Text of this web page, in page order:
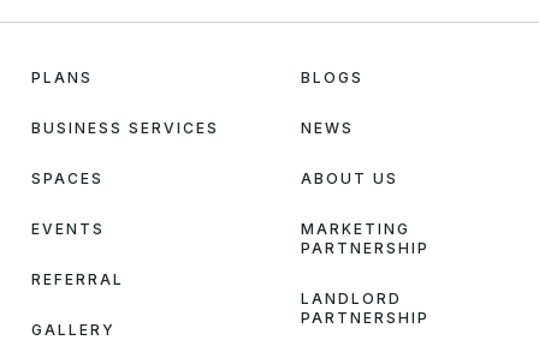
PLANS
BUSINESS SERVICES
SPACES
EVENTS
REFERRAL
GALLERY
BLOGS
NEWS
ABOUT US
MARKETING
PARTNERSHIP
LANDLORD
PARTNERSHIP